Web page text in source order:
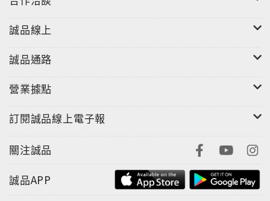
誠品線上
誠品通路
營業據點
訂閱誠品線上電子報
關注誠品
誠品APP